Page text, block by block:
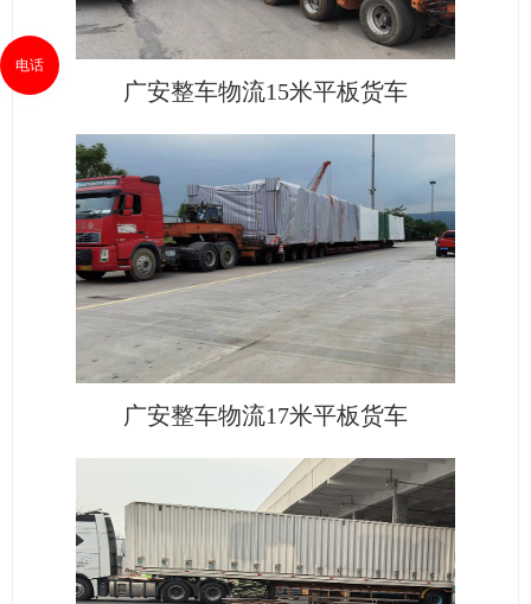
广安整车物流15米平板货车
广安整车物流17米平板货车
电话